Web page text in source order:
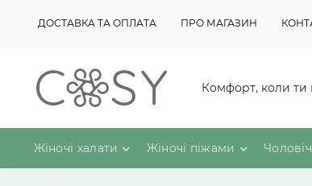
ДОСТАВКА ТА ОПЛАТА ПРО МАГАЗИН
Комфорт, коли ти
Жіночі халати Жіночі піжами